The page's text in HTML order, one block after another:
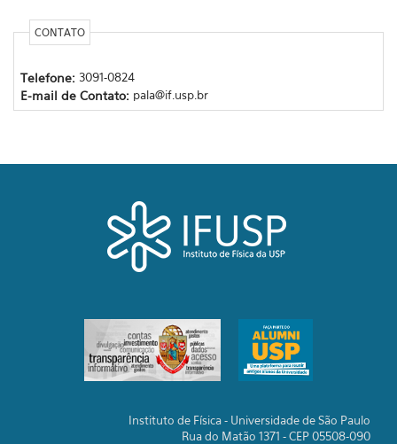
CONTATO
Telefone: 3091-0824
E-mail de Contato: pala@if.usp.br
Instituto de Física - Universidade de São Paulo
Rua do Matão 1371 - CEP 05508-090